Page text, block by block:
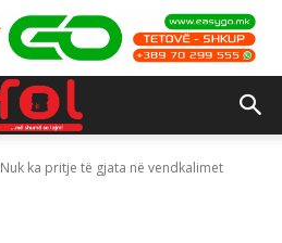
Nuk ka pritje të gjata në vendkalimet